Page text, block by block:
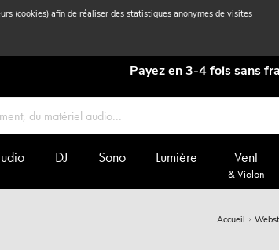
(cookies) afin de réaliser des statistiques anonymes de visites
Payez en 3-4 fois sans
DJ Sono Lumière Vent
& Violon
Accueil